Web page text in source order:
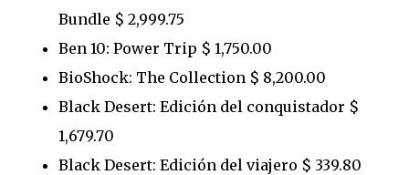
Bundle $ 2,999.75
Ben 10: Power Trip $ 1,750.00
BioShock: The Collection $ 8,200.00
Black Desert: Edición del conquistador $
1,679.70
Black Desert: Edición del viajero $ 339.80